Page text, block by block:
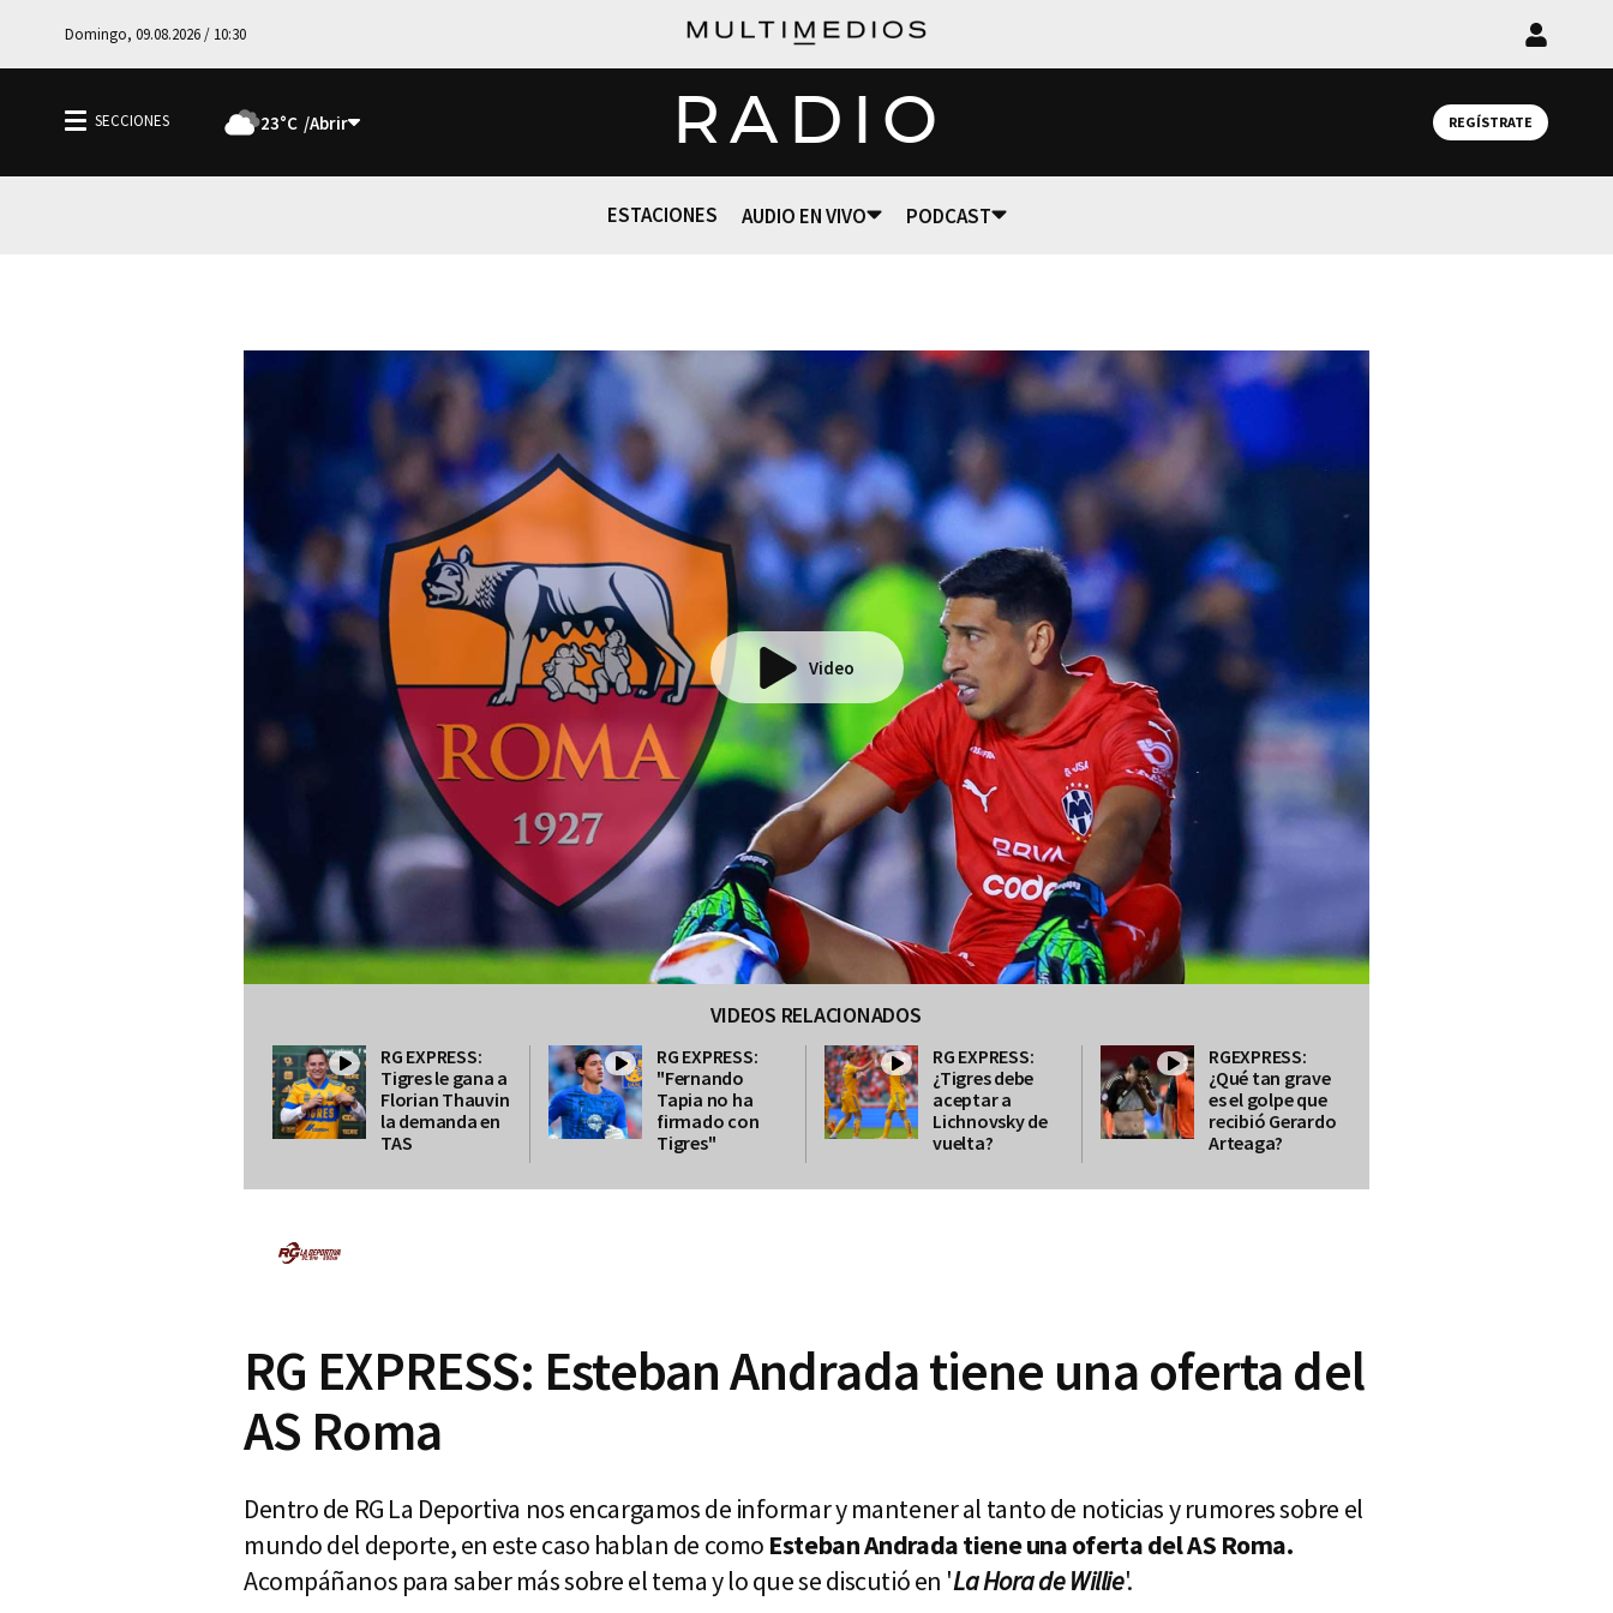
Domingo, 09.08.2026 / 10:30
Iniciar
23°C RADIO REGÍSTRATE
ESTACIONES AUDIO EN VIVO PODCAST
Video
VIDEOS RELACIONADOS
RG EXPRESS:
Tigres le gana a
Florian Thauvin
la demanda en
TAS
RG EXPRESS:
"Fernando
Tapia no ha
firmado con
Tigres"
RG EXPRESS:
¿Tigres debe
aceptar a
Lichnovsky de
vuelta?
RGEXPRESS:
¿Qué tan grave
es el golpe que
recibió Gerardo
Arteaga?
RG EXPRESS: Esteban Andrada tiene una oferta del
AS Roma
Dentro de RG La Deportiva nos encargamos de informar y mantener al tanto de noticias y rumores sobre el
mundo del deporte, en este caso hablan de como Esteban Andrada tiene una oferta del AS Roma.
Acompáñanos para saber más sobre el tema y lo que se discutió en 'La Hora de Willie'.